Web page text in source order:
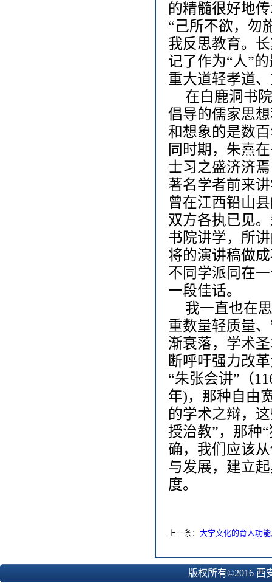
的精髓很好地
“己所不欲，勿
我反思教育。
记了作为“人”
重大道轻孝道
在白鹿洞书
倡导的儒家思
和想象的是数
同时期，朱熹
士习之盛济济
著名学者前来
曾在江西铅山
双方各执已见
书院讲学，所
将的演讲稿做
不同学派同在
一段佳话。
我一直也在
重数量轻质量
渐衰落，学术
断呼吁强力改
“朱张会讲”（
年)，那种自由
的学术之辩，
授治教”，那种
确，我们应该
与发展，建立
度。
上一条： 大学文化的育人功
版权所有©2016 西